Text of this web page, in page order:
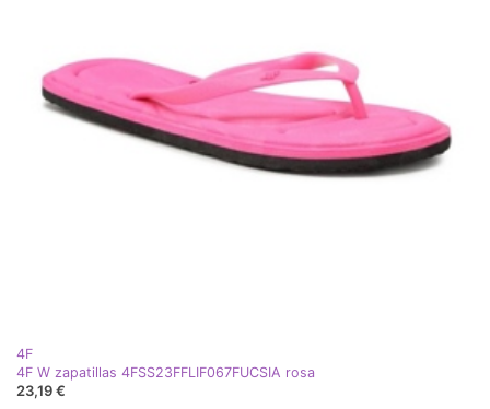
4F
4F W zapatillas 4FSS23FFLIF067FUCSIA rosa
23,19 €